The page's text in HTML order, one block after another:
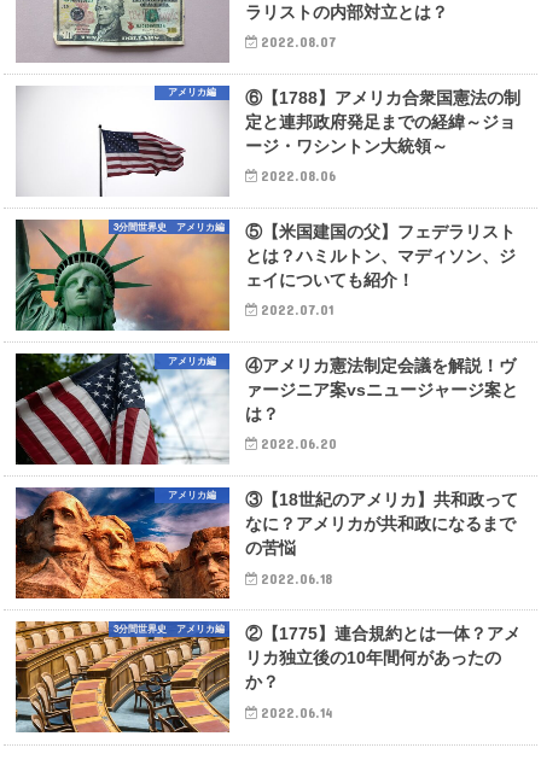
ラリストの内部対立とは？
2022.08.07
アメリカ編
⑥【1788】アメリカ合衆国憲法の制
定と連邦政府発足までの経緯～ジョ
ージ・ワシントン大統領～
2022.08.06
3分間世界史 アメリカ編
⑤【米国建国の父】フェデラリスト
とは？ハミルトン、マディソン、ジ
ェイについても紹介！
2022.07.01
アメリカ編
④アメリカ憲法制定会議を解説！ヴ
ァージニア案vsニュージャージ案と
は？
2022.06.20
アメリカ編
③【18世紀のアメリカ】共和政って
なに？アメリカが共和政になるまで
の苦悩
2022.06.18
3分間世界史 アメリカ編
②【1775】連合規約とは一体？アメ
リカ独立後の10年間何があったの
か？
2022.06.14